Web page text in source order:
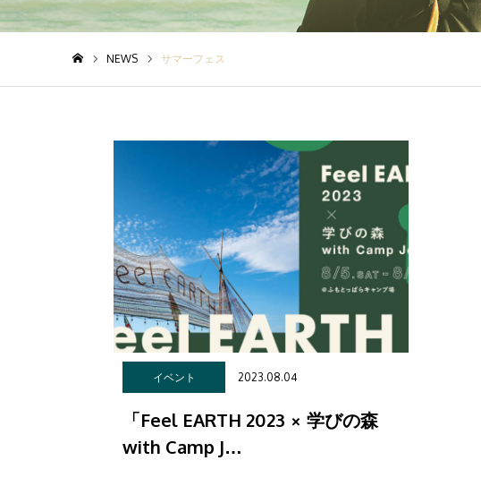
NEWS サマーフェス
イベント 2023.08.04
「Feel EARTH 2023 × 学びの森
with Camp J…